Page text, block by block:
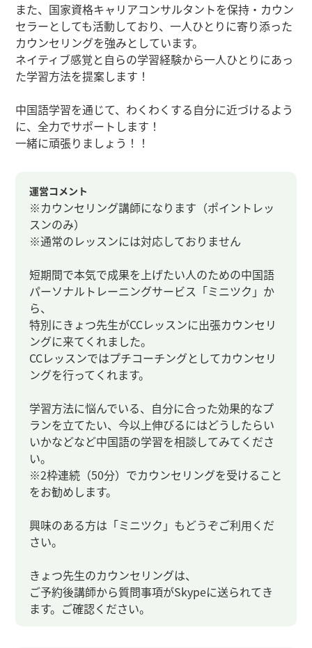
また、国家資格キャリアコンサルタントを保持・カウン
セラーとしても活動しており、一人ひとりに寄り添った
カウンセリングを強みとしています。
ネイティブ感覚と自らの学習経験から一人ひとりにあっ
た学習方法を提案します！
中国語学習を通じて、わくわくする自分に近づけるよう
に、全力でサポートします！
一緒に頑張りましょう！！
運営コメント
※カウンセリング講師になります（ポイントレッ
スンのみ）
※通常のレッスンには対応しておりません
短期間で本気で成果を上げたい人のための中国語
パーソナルトレーニングサービス「ミニツク」か
ら、
特別にきょつ先生がCCレッスンに出張カウンセリ
ングに来てくれました。
CCレッスンではプチコーチングとしてカウンセリ
ングを行ってくれます。
学習方法に悩んでいる、自分に合った効果的なプ
ランを立てたい、今以上伸びるにはどうしたらい
いかなどなど中国語の学習を相談してみてくださ
い。
※2枠連続（50分）でカウンセリングを受けること
をお勧めします。
興味のある方は「ミニツク」もどうぞご利用くだ
さい。
きょつ先生のカウンセリングは、
ご予約後講師から質問事項がSkypeに送られてき
ます。ご確認ください。